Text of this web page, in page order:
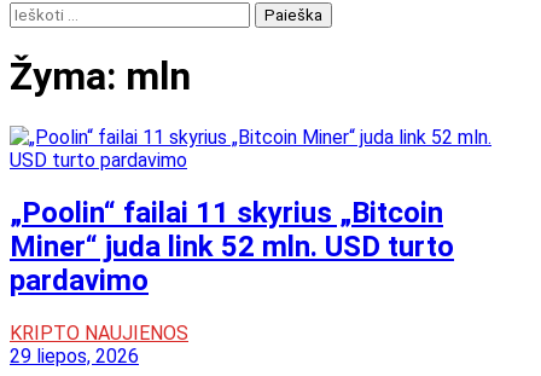
Ieškoti:
Žyma: mln
„Poolin“ failai 11 skyrius „Bitcoin
Miner“ juda link 52 mln. USD turto
pardavimo
KRIPTO NAUJIENOS
29 liepos, 2026